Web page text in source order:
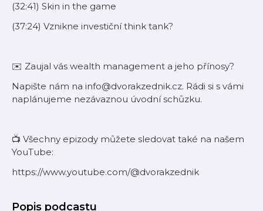
(32:41) Skin in the game
(37:24) Vznikne investiční think tank?
✉️ Zaujal vás wealth management a jeho přínosy?
Napište nám na info@dvorakzednik.cz. Rádi si s vámi
naplánujeme nezávaznou úvodní schůzku.
📺 Všechny epizody můžete sledovat také na našem
YouTube:
https://www.youtube.com/@dvorakzednik
Popis podcastu